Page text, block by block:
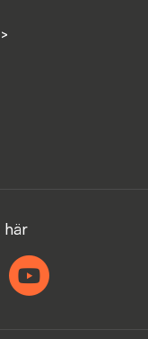
här
Instagram